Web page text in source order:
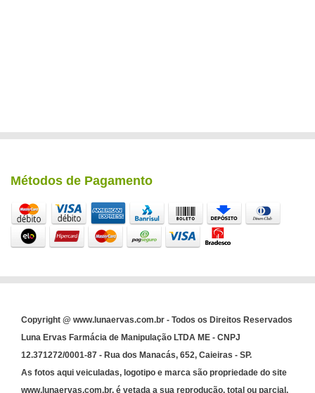
Métodos de Pagamento
Copyright @ www.lunaervas.com.br - Todos os Direitos Reservados
Luna Ervas Farmácia de Manipulação LTDA ME - CNPJ
12.371272/0001-87 - Rua dos Manacás, 652, Caieiras - SP.
As fotos aqui veiculadas, logotipo e marca são propriedade do site
www.lunaervas.com.br. é vetada a sua reprodução, total ou parcial,